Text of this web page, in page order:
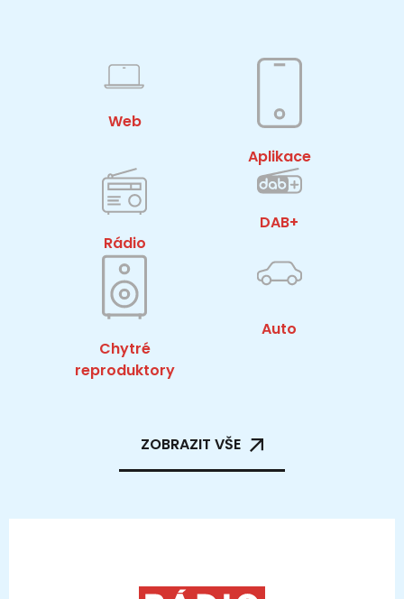
Web
Aplikace
Rádio
DAB+
Chytré
reproduktory
Auto
ZOBRAZIT VŠE